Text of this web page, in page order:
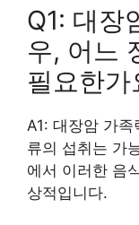
Q1: 대장
우, 어느
필요한가
A1: 대장암 가
류의 섭취는 가
에서 이러한 음
상적입니다.